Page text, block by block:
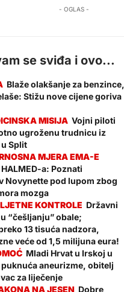
- OGLAS -
se sviđa i ovo...
Blaže olakšanje za benzince,
Stižu nove cijene goriva
Vojni piloti
ugroženu trudnicu iz
Split
a: Poznati
Novynette pod lupom zbog
mozga
Državni
“češljanju” obale;
13 tisuća nadzora,
veće od 1,5 milijuna eura!
Mladi Hrvat u Irskoj u
aneurizme, obitelj
za liječenje
Dobre